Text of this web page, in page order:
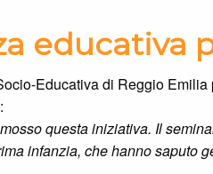
Educativa di Reggio
questa iniziativa. Il
infanzia, che hanno saputo